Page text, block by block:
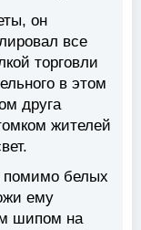
он
все
торговли
в этом
друга
жителей
помимо белых
ему
шипом на